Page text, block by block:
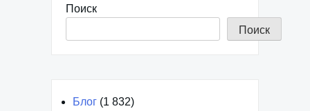
Поиск
Поиск
Блог (1 832)